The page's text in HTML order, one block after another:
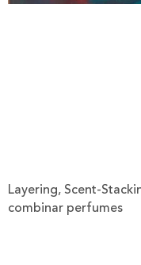
Layering, Scent-
combinar perfumes